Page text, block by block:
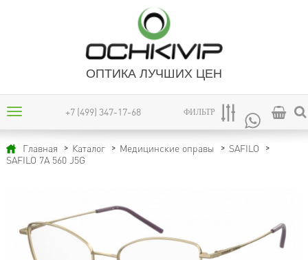
ОПТИКА ЛУЧШИХ ЦЕН
+7 (499) 347-17-68 ФИЛЬТР
Главная Каталог Медицинские оправы
SAFILO
SAFILO 7A 560 J5G